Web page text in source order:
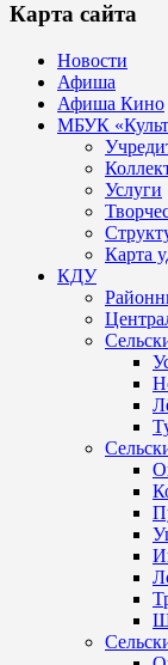
Карта сайта
Новости
Афиша
Афиша Кино
МБУК
Услуги
Карта
КДУ